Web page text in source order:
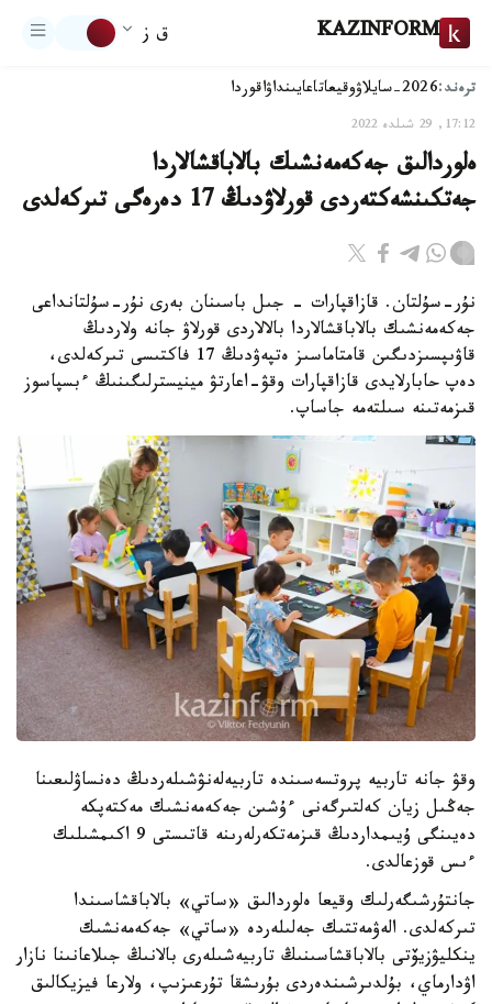
KAZINFORM ق ز
ترەند:2026-سايلاۋ وقيعاتاعايىنداۋاقوردا
17:12, 29 شىلدە 2022
ەلوردالىق جەكەمەنشىك بالاباقشالاردا
جەتكىنشەكتەردى قورلاۋدىڭ 17 دەرەگى تىركەلدى
نۇر-سۇلتان. قازاقپارات - جىل باسىنان بەرى نۇر-سۇلتانداعى
جەكەمەنشىك بالاباقشالاردا بالالاردى قورلاۋ جانە ولاردىڭ
قاۋىپسىزدىگىن قامتاماسىز ەتپەۋدىڭ 17 فاكتىسى تىركەلدى،
دەپ حابارلايدى قازاقپارات وقۋ-اعارتۋ مينيسترلىگىنىڭ ءبسپاسوز
قىزمەتىنە سىلتەمە جاساپ.
وقۋ جانە تاربيە پروتسەسىندە تاربيەلەنۋشىلەردىڭ دەنساۋلىعىنا
جەڭىل زيان كەلتىرگەنى ءۇشىن جەكەمەنشىك مەكتەپكە
دەيىنگى ۇيىمداردىڭ قىزمەتكەرلەرىنە قاتىستى 9 اكىمشىلىك
ءىس قوزعالدى.
جانتۇرشىگەرلىك وقيعا ەلوردالىق «ساتي» بالاباقشاسىندا
تىركەلدى. الەۋمەتتىك جەلىلەردە «ساتي» جەكەمەنشىك
ينكليۋزيۆتى بالاباقشاسىنىڭ تاربيەشىلەرى بالانىڭ جىلاعانىنا نازار
اۋدارماي، بۇلدىرشىندەردى بۇرىشقا تۇرعىزىپ، ولارعا فيزيكالىق